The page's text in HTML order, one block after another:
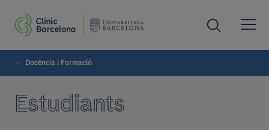
Docència i Formació
Estudiants